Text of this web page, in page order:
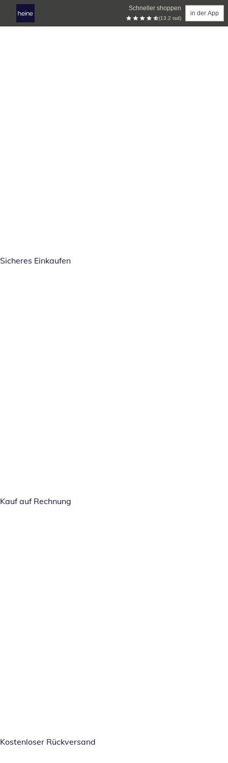
Schneller shoppen
(13.2 tsd)
in der App
Sicheres Einkaufen
Kauf auf Rechnung
Kostenloser Rückversand